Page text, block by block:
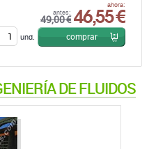
antes:
49,00 €
ahora:
46,55 €
und. comprar
DE FLUIDOS